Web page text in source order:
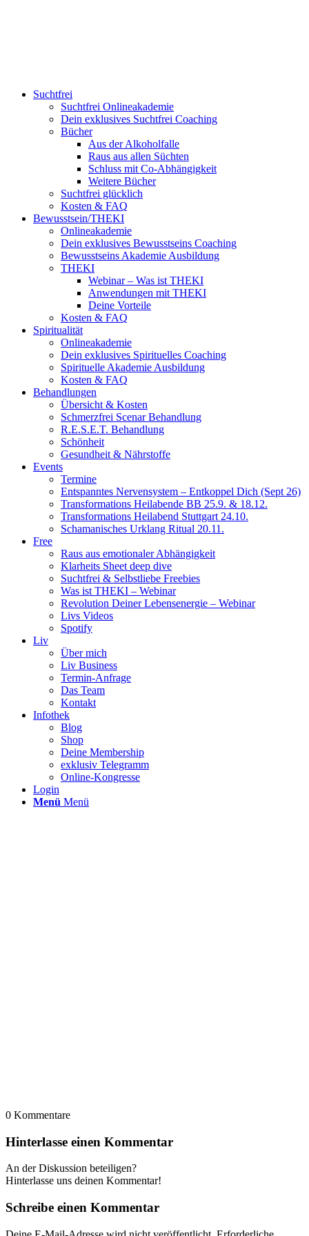
Suchtfrei
Suchtfrei Onlineakademie
Dein exklusives Suchtfrei Coaching
Bücher
Aus der Alkoholfalle
Raus aus allen Süchten
Schluss mit Co-Abhängigkeit
Weitere Bücher
Suchtfrei glücklich
Kosten & FAQ
Bewusstsein/THEKI
Onlineakademie
Dein exklusives Bewusstseins Coaching
Bewusstseins Akademie Ausbildung
THEKI
Webinar – Was ist THEKI
Anwendungen mit THEKI
Deine Vorteile
Kosten & FAQ
Spiritualität
Onlineakademie
Dein exklusives Spirituelles Coaching
Spirituelle Akademie Ausbildung
Kosten & FAQ
Behandlungen
Übersicht & Kosten
Schmerzfrei Scenar Behandlung
R.E.S.E.T. Behandlung
Schönheit
Gesundheit & Nährstoffe
Events
Termine
Entspanntes Nervensystem – Entkoppel Dich (Sept 26)
Transformations Heilabende BB 25.9. & 18.12.
Transformations Heilabend Stuttgart 24.10.
Schamanisches Urklang Ritual 20.11.
Free
Raus aus emotionaler Abhängigkeit
Klarheits Sheet deep dive
Suchtfrei & Selbstliebe Freebies
Was ist THEKI – Webinar
Revolution Deiner Lebensenergie – Webinar
Livs Videos
Spotify
Liv
Über mich
Liv Business
Termin-Anfrage
Das Team
Kontakt
Infothek
Blog
Shop
Deine Membership
exklusiv Telegramm
Online-Kongresse
Login
Menü Menü
0 Kommentare
Hinterlasse einen Kommentar
An der Diskussion beteiligen?
Hinterlasse uns deinen Kommentar!
Schreibe einen Kommentar